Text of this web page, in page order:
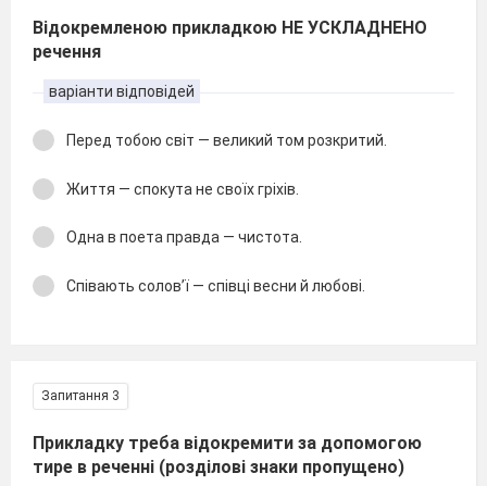
Відокремленою прикладкою НЕ УСКЛАДНЕНО
речення
варіанти відповідей
Перед тобою світ — великий том розкритий.
Життя — спокута не своїх гріхів.
Одна в поета правда — чистота.
Співають солов’ї — співці весни й любові.
Запитання 3
Прикладку треба відокремити за допомогою
тире в реченні (розділові знаки пропущено)